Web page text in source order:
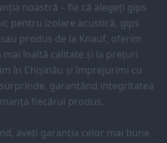
noastră – fie că alegeți gips
pentru izolare acustică, gips
produs de la Knauf, oferim
mai înaltă calitate și la prețuri
în Chișinău și împrejurimi cu
garantând integritatea
fiecărui produs.
aveți garanția celor mai bune